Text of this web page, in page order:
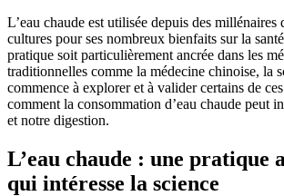
L’eau chaude est utilisée depuis des millénaires
cultures pour ses nombreux bienfaits sur la
pratique soit particulièrement ancrée dans les
traditionnelles comme la médecine chinoise, la
commence à explorer et à valider certains de
comment la consommation d’eau chaude peut
et notre digestion.
L’eau chaude : une pratique
qui intéresse la science